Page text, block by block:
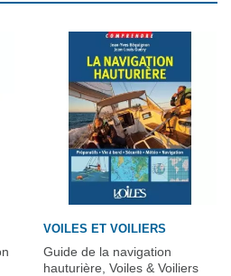
VOILES ET VOILIERS
Guide de la navigation
hauturière, Voiles & Voiliers